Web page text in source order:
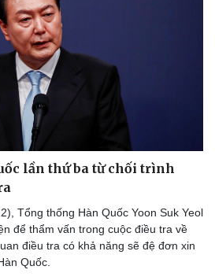
lần thứ ba từ chối trình
Tổng thống Hàn Quốc Yoon Suk Yeol
để thẩm vấn trong cuộc điều tra về
điều tra có khả năng sẽ đệ đơn xin
Quốc.